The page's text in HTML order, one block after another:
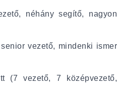
néhány segítő, nagyon
vezető, mindenki ismer
(7 vezető, 7 középvezető,